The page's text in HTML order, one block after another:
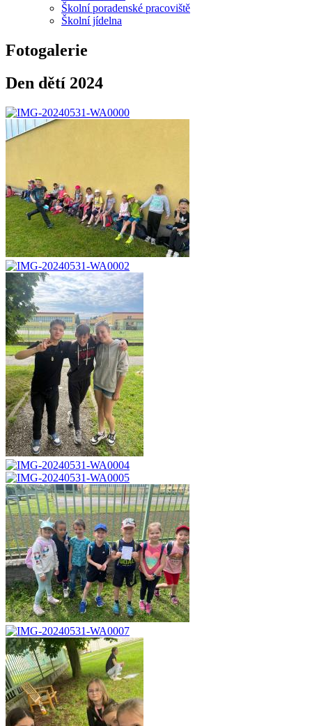
Školní poradenské pracoviště
Školní jídelna
Fotogalerie
Den dětí 2024